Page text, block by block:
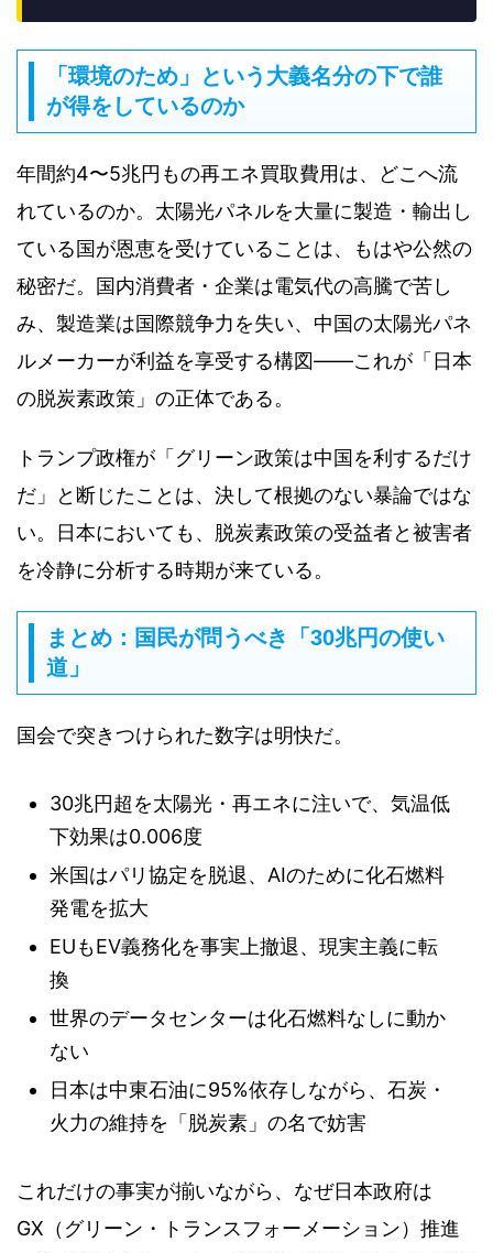
「環境のため」という大義名分の下で誰
が得をしているのか
年間約4〜5兆円もの再エネ買取費用は、どこへ流
れているのか。太陽光パネルを大量に製造・輸出し
ている国が恩恵を受けていることは、もはや公然の
秘密だ。国内消費者・企業は電気代の高騰で苦し
み、製造業は国際競争力を失い、中国の太陽光パネ
ルメーカーが利益を享受する構図——これが「日本
の脱炭素政策」の正体である。
トランプ政権が「グリーン政策は中国を利するだけ
だ」と断じたことは、決して根拠のない暴論ではな
い。日本においても、脱炭素政策の受益者と被害者
を冷静に分析する時期が来ている。
まとめ：国民が問うべき「30兆円の使い
道」
国会で突きつけられた数字は明快だ。
30兆円超を太陽光・再エネに注いで、気温低
下効果は0.006度
米国はパリ協定を脱退、AIのために化石燃料
発電を拡大
EUもEV義務化を事実上撤退、現実主義に転
換
世界のデータセンターは化石燃料なしに動か
ない
日本は中東石油に95%依存しながら、石炭・
火力の維持を「脱炭素」の名で妨害
これだけの事実が揃いながら、なぜ日本政府は
GX（グリーン・トランスフォーメーション）推進